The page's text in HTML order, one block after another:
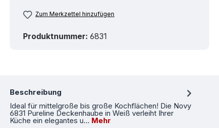
Zum Merkzettel hinzufügen
Produktnummer: 6831
Beschreibung
Ideal für mittelgroße bis große Kochflächen! Die Novy
6831 Pureline Deckenhaube in Weiß verleiht Ihrer
Küche ein elegantes u… Mehr